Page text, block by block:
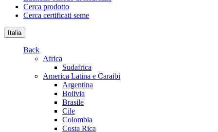
Cerca prodotto
Cerca certificati seme
Italia
Back
Africa
Sudafrica
America Latina e Caraibi
Argentina
Bolivia
Brasile
Cile
Colombia
Costa Rica